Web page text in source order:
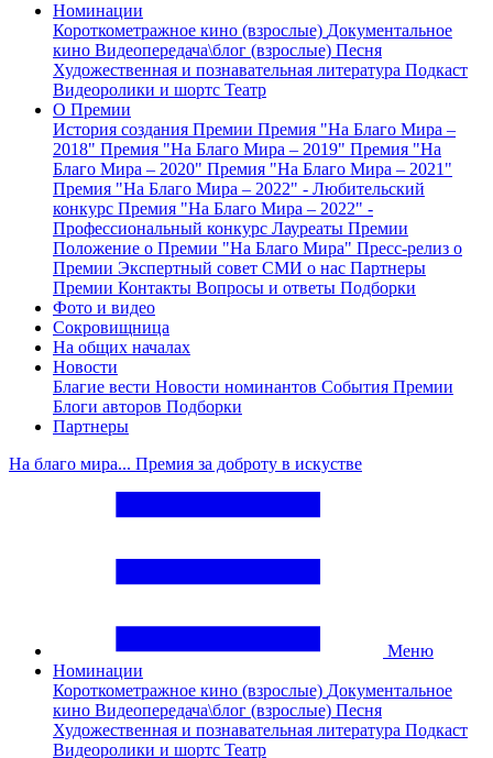
Номинации
Короткометражное кино (взрослые) Документальное
кино Видеопередача\блог (взрослые) Песня
Художественная и познавательная литература Подкаст
Видеоролики и шортс Театр
О Премии
История создания Премии Премия "На Благо Мира –
2018" Премия "На Благо Мира – 2019" Премия "На
Благо Мира – 2020" Премия "На Благо Мира – 2021"
Премия "На Благо Мира – 2022" - Любительский
конкурс Премия "На Благо Мира – 2022" -
Профессиональный конкурс Лауреаты Премии
Положение о Премии "На Благо Мира" Пресс-релиз о
Премии Экспертный совет СМИ о нас Партнеры
Премии Контакты Вопросы и ответы Подборки
Фото и видео
Сокровищница
На общих началах
Новости
Благие вести Новости номинантов События Премии
Блоги авторов Подборки
Партнеры
На благо мира... Премия за доброту в искустве
Меню
Номинации
Короткометражное кино (взрослые) Документальное
кино Видеопередача\блог (взрослые) Песня
Художественная и познавательная литература Подкаст
Видеоролики и шортс Театр